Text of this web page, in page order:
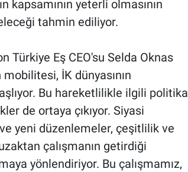
kapsamının yeterli olmasının
tahmin ediliyor.
Türkiye Eş CEO'su Selda Oknas
İK dünyasının
Bu hareketlilikle ilgili politika
de ortaya çıkıyor. Siyasi
yeni düzenlemeler, çeşitlilik ve
çalışmanın getirdiği
yönlendiriyor. Bu çalışmamız,